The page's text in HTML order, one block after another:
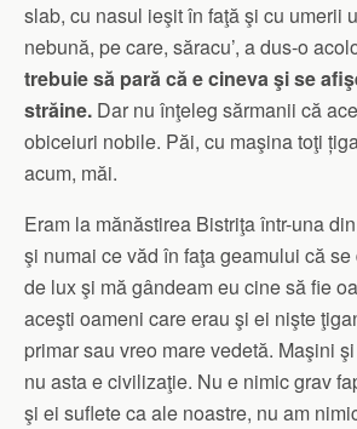
slab, cu nasul ieşit în faţă şi cu umerii
nebună, pe care, săracu’, a dus-o
trebuie să pară că e cineva şi se
străine. Dar nu înţeleg sărmanii că
obiceiuri nobile. Păi, cu maşina toţi
acum, măi.
Eram la mănăstirea Bistriţa într-una
şi numai ce văd în faţa geamului că
de lux şi mă gândeam eu cine să fie
aceşti oameni care erau şi ei nişte
primar sau vreo mare vedetă. Maşini
nu asta e civilizaţie. Nu e nimic grav
şi ei suflete ca ale noastre, nu am